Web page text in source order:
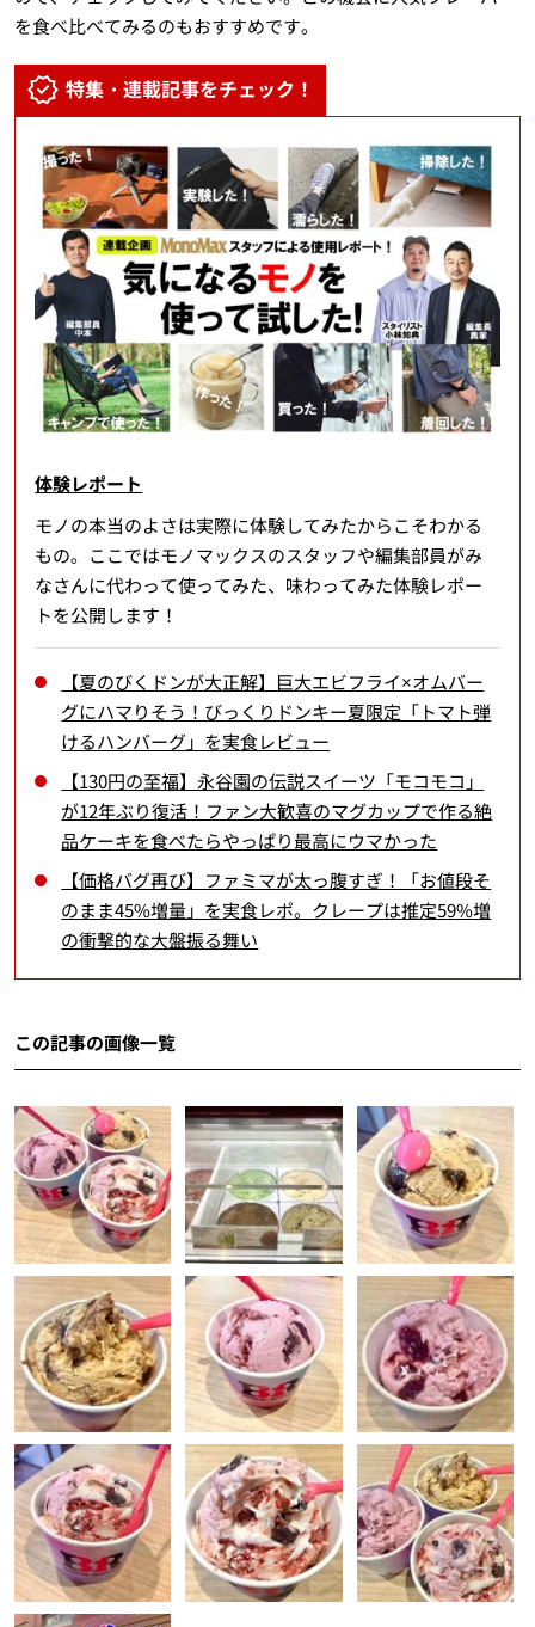
を食べ比べてみるのもおすすめです。
特集・連載記事をチェック！
体験レポート
モノの本当のよさは実際に体験してみたからこそわかる
もの。ここではモノマックスのスタッフや編集部員がみ
なさんに代わって使ってみた、味わってみた体験レポー
トを公開します！
【夏のびくドンが大正解】巨大エビフライ×オムバー
グにハマりそう！びっくりドンキー夏限定「トマト弾
けるハンバーグ」を実食レビュー
【130円の至福】永谷園の伝説スイーツ「モコモコ」
が12年ぶり復活！ファン大歓喜のマグカップで作る絶
品ケーキを食べたらやっぱり最高にウマかった
【価格バグ再び】ファミマが太っ腹すぎ！「お値段そ
のまま45%増量」を実食レポ。クレープは推定59%増
の衝撃的な大盤振る舞い
この記事の画像一覧